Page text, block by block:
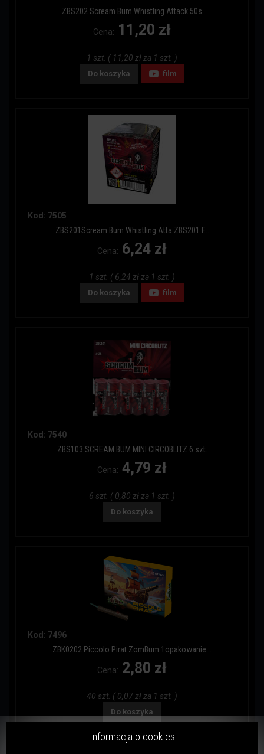
ZBS202 Scream Bum Whistling Attack 50s
Cena: 11,20 zł
1 szt. ( 11,20 zł za 1 szt. )
Do koszyka film
Kod: 7505
ZBS201Scream Bum Whistling Atta ZBS201 F...
Cena: 6,24 zł
1 szt. ( 6,24 zł za 1 szt. )
Do koszyka film
Kod: 7540
ZBS103 SCREAM BUM MINI CIRCOBLITZ 6 szt.
Cena: 4,79 zł
6 szt. ( 0,80 zł za 1 szt. )
Do koszyka
Kod: 7496
ZBK0202 Piccolo Pirat ZomBum 1opakowanie...
Cena: 2,80 zł
40 szt. ( 0,07 zł za 1 szt. )
Do koszyka
Informacja o cookies